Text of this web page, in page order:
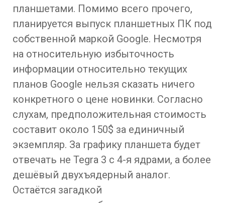
планшетами. Помимо всего прочего,
планируется выпуск планшетных ПК под
собственной маркой Google. Несмотря
на относительную избыточность
информации относительно текущих
планов Google нельзя сказать ничего
конкретного о цене новинки. Согласно
слухам, предположительная стоимость
составит около 150$ за единичный
экземпляр. За графику планшета будет
отвечать не Tegra 3 с 4-я ядрами, а более
дешёвый двухъядерный аналог.
Остаётся загадкой